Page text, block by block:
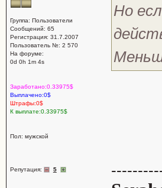
Группа: Пользователи
Сообщений: 65
Регистрация: 31.7.2007
Пользователь №: 2 570
На форуме:
0d 0h 1m 4s
Заработано:0.33975$
Выплачено:0$
Штрафы:0$
К выплате:0.33975$
Пол: мужской
Репутация: 5
Но